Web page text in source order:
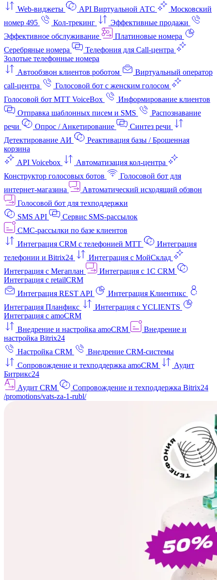
Web-виджеты
API Виртуальной АТС
Московский
номер 495
Кол-трекинг
Эффективные продажи
Эффективное обслуживание
Платиновые номера
Серебряные номера
Телефония для Call-центра
Золотые телефонные номера
Автообзвон клиентов роботом
Виртуальный оператор
call-центра
Голосовой бот с женским голосом
Голосовой бот МТТ VoiceBox
Информирование клиентов
Отправка шаблонных писем и SMS
Распознавание
речи
Опрос / Анкетирование
Синтез речи
Детектирование АИ
Реактивация базы / Брошенная
корзина
API Voicebox
Автоматизация кол‑центра
Конструктор голосовых ботов
Голосовой бот для
интернет‑магазина
Автоматический исходящий обзвон
Голосовой бот для техподдержки
SMS API
Сервис SMS-рассылок
СМС-рассылки по базе клиентов
Интеграция CRM с телефонией МТТ
Интеграция
телефонии и Bitrix24
Интеграция с МойСклад
Интеграция с Мегаплан
Интеграция с 1C CRM
Интеграция с retailCRM
Интеграция REST API
Интеграция Клиентикс
Интеграция Планфикс
Интеграция с YCLIENTS
Интеграция с amoCRM
Внедрение и настройка amoCRM
Внедрение и
настройка Bitrix24
Настройка CRM
Внедрение CRM-системы
Сопровождение и техподдержка amoCRM
Аудит
Битрикс24
Аудит CRM
Сопровождение и техподдержка Bitrix24
/promotions/vats-za-1-rubl/